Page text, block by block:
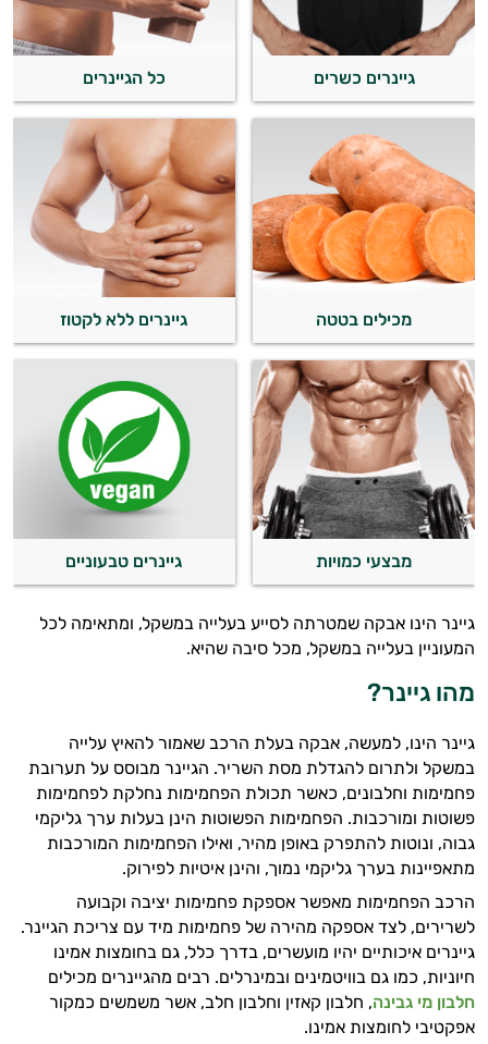
גיינרים כשרים כל הגיינרים
מכילים בטטה גיינרים ללא לקטוז
מבצעי כמויות גיינרים טבעוניים
גיינר הינו אבקה שמטרתה לסייע בעלייה במשקל, ומתאימה לכל
המעוניין בעלייה במשקל, מכל סיבה שהיא.
מהו גיינר?
גיינר הינו, למעשה, אבקה בעלת הרכב שאמור להאיץ עלייה
במשקל ולתרום להגדלת מסת השריר. הגיינר מבוסס על תערובת
פחמימות וחלבונים, כאשר תכולת הפחמימות נחלקת לפחמימות
פשוטות ומורכבות. הפחמימות הפשוטות הינן בעלות ערך גליקמי
גבוה, ונוטות להתפרק באופן מהיר, ואילו הפחמימות המורכבות
מתאפיינות בערך גליקמי נמוך, והינן איטיות לפירוק.
הרכב הפחמימות מאפשר אספקת פחמימות יציבה וקבועה
לשרירים, לצד אספקה מהירה של פחמימות מיד עם צריכת הגיינר.
גיינרים איכותיים יהיו מועשרים, בדרך כלל, גם בחומצות אמינו
חיוניות, כמו גם בוויטמינים ובמינרלים. רבים מהגיינרים מכילים
חלבון מי גבינה, חלבון קאזין וחלבון חלב, אשר משמשים כמקור
אפקטיבי לחומצות אמינו.